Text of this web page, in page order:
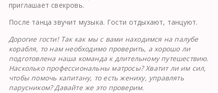
приглашает свекровь.
После танца звучит музыка. Гости отдыхают, танцуют.
Дорогие гости! Так как мы с вами находимся на палубе
корабля, то нам необходимо проверить, а хорошо ли
подготовлена наша команда к длительному путешествию.
Насколько профессиональны матросы? Хватит ли им сил,
чтобы помочь капитану, то есть жениху, управлять
парусником? Давайте же это проверим.